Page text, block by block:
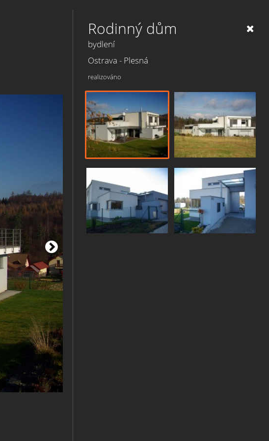
Rodinný dům
bydlení
Ostrava - Plesná
realizováno